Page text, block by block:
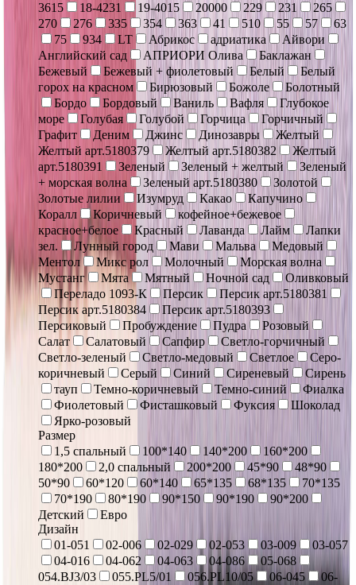
3615
18-4231 19-4015 20000 229 231
265
270
276 335 354 363 41 510 55 57
63
75
934 LT Абрикос адриатика
Айвори
Английский сад
АПРИОРИ Олива
Баклажан
Бежевый
Бежевый + фиолетовый Белый
Белый
горох на красном
Бирюзовый Божоле
Болотный
Бордо
Бордовый Ваниль Вафля
Глубокое
море
Голубая Голубой Горчица
Горчичный
Графит
Деним Джинс Динозавры
Желтый
Желтый арт.5180379
Желтый арт.5180382
Желтый
арт.5180391
Зеленый Зеленый + желтый
Зеленый
+ морская волна
Зеленый арт.5180380
Золотой
Золотые лилии
Изумруд Какао
Капучино
Коралл
Коричневый
кофейное+бежевое
красное+белое
Красный Лаванда Лайм
Лапки
зел.
Лунный город Мави Мальва
Медовый
Ментол
Микс рол Молочный
Морская волна
Мустанг
Мята Мятный Ночной сад
Оливковый
Переладо 1093-К
Персик
Персик арт.5180381
Персик арт.5180384
Персик арт.5180393
Персиковый
Пробуждение Пудра
Розовый
Салат
Салатовый Сапфир
Светло-горчичный
Светло-зеленый
Светло-медовый Светлое
Серо-
коричневый
Серый Синий Сиреневый
Сирень
тауп
Темно-коричневый Темно-синий
Фиалка
Фиолетовый
Фисташковый Фуксия
Шоколад
Ярко-розовый
Размер
1,5 спальный
100*140 140*200
160*200
180*200
2,0 спальный 200*200 45*90
48*90
50*90
60*120 60*140 65*135 68*135
70*135
70*190
80*190 90*150 90*190
90*200
Детский
Евро
Дизайн
01-051
02-006 02-029 02-053 03-009
03-057
04-016
04-062 04-063 04-086
05-068
054.BJ3/03
055.PL5/01 056.PL10/05 06-045
06-